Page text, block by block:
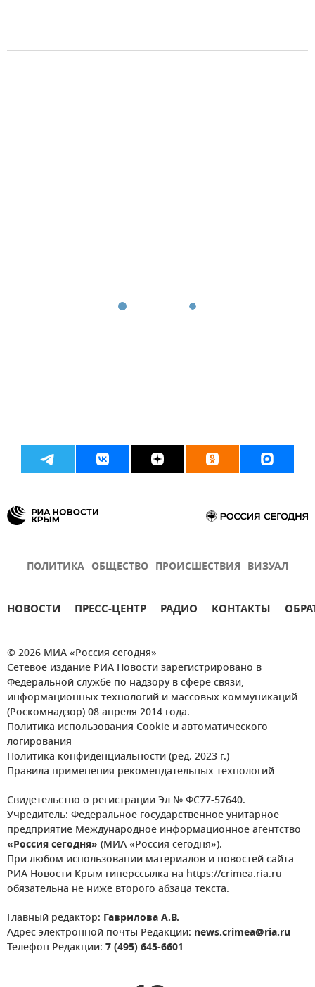
ПОЛИТИКА ОБЩЕСТВО ПРОИСШЕСТВИЯ ВИЗУАЛ
НОВОСТИ ПРЕСС-ЦЕНТР РАДИО КОНТАКТЫ
© 2026 МИА «Россия сегодня»
Сетевое издание РИА Новости зарегистрировано в
Федеральной службе по надзору в сфере связи,
информационных технологий и массовых коммуникаций
(Роскомнадзор) 08 апреля 2014 года.
Политика использования Cookie и автоматического
логирования
Политика конфиденциальности (ред. 2023 г.)
Правила применения рекомендательных технологий
Свидетельство о регистрации Эл № ФС77-57640.
Учредитель: Федеральное государственное унитарное
предприятие Международное информационное агентство
«Россия сегодня» (МИА «Россия сегодня»).
При любом использовании материалов и новостей сайта
РИА Новости Крым гиперссылка на https://crimea.ria.ru
обязательна не ниже второго абзаца текста.
Главный редактор: Гаврилова А.В.
Адрес электронной почты Редакции: news.crimea@ria.ru
Телефон Редакции: 7 (495) 645-6601